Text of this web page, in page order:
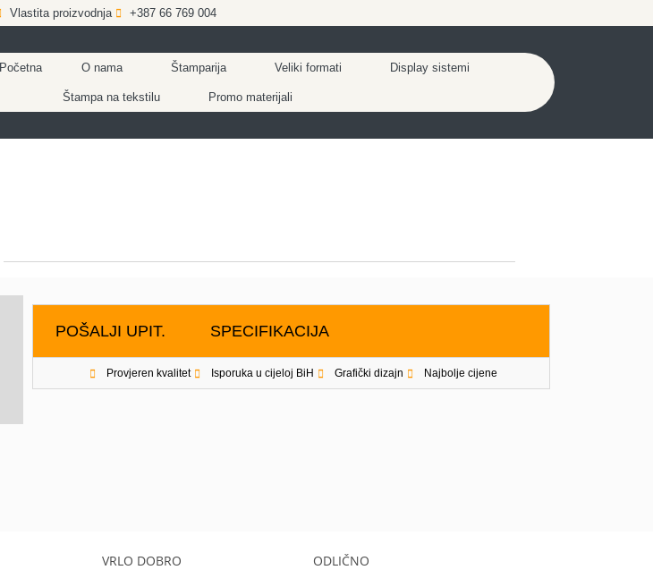
Vlastita proizvodnja +387 66 769 004
Početna O nama Štamparija Veliki formati Display sistemi
Štampa na tekstilu Promo materijali
POŠALJI UPIT. SPECIFIKACIJA
Provjeren kvalitet Isporuka u cijeloj BiH Grafički dizajn Najbolje cijene
VRLO DOBRO
ODLIČNO